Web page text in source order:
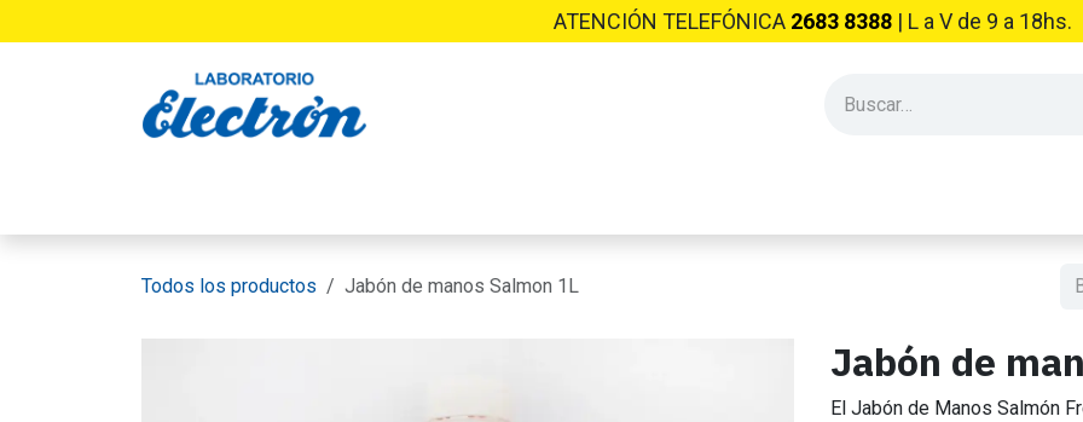
ATENCIÓN TELEFÓNICA 2683 8388| L​ a V de 9 a 18hs.
Todos los productos Jabón de manos Salmon 1L
Jabón de
El Jabón de Manos Salmón